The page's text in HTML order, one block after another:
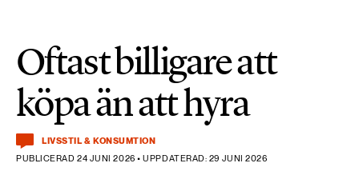
Oftast billigare att
köpa än att hyra
LIVSSTIL & KONSUMTION
PUBLICERAD 24 JUNI 2026 • UPPDATERAD: 29 JUNI 2026